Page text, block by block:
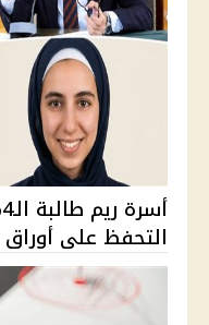
التحفظ على أوراق